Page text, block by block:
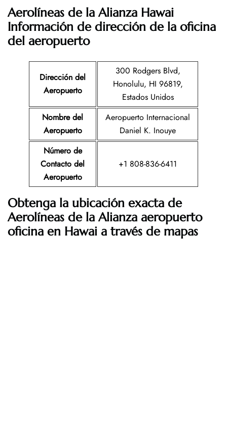
Aerolíneas de la Alianza Hawai
Información de dirección de la oficina
del aeropuerto
Dirección del
Aeropuerto
300 Rodgers Blvd,
Honolulu, HI 96819,
Estados Unidos
Nombre del
Aeropuerto
Aeropuerto Internacional
Daniel K. Inouye
Número de
Contacto del
Aeropuerto
+1 808-836-6411
Obtenga la ubicación exacta de
Aerolíneas de la Alianza aeropuerto
oficina en Hawai a través de mapas